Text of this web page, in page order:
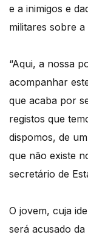
e a inimigos e
militares sobre
“Aqui, a nossa
acompanhar
que acaba por
registos que
dispomos, de
que não existe
secretário de
O jovem, cuja
será acusado